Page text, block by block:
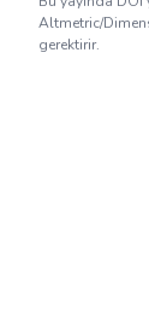
Altmetric/
gerektirir.